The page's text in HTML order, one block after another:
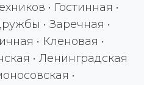
• Гостинная •
• Заречная •
• Кленовая •
• Ленинградская
•